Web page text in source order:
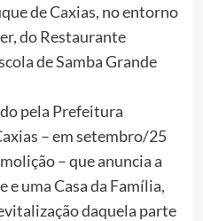
de Caxias, no entorno
do Restaurante
de Samba Grande
pela Prefeitura
– em setembro/25
– que anuncia a
e uma Casa da Família,
daquela parte